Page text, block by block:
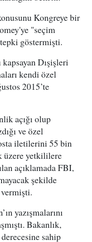
Kongreye bir
"seçim
göstermişti.
Dışişleri
kendi özel
2015’te
açığı olup
ve özel
iletilerini 55 bin
üzere yetkililere
açıklamada FBI,
şekilde
vermişti.
yazışmalarını
Bakanlık,
sahip